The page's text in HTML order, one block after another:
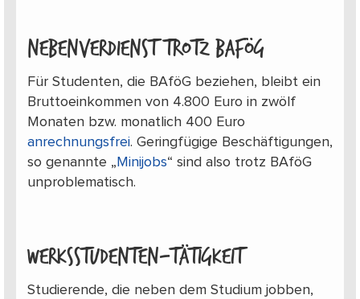
Nebenverdienst trotz BAföG
Für Studenten, die BAföG beziehen, bleibt ein
Bruttoeinkommen von 4.800 Euro in zwölf
Monaten bzw. monatlich 400 Euro
anrechnungsfrei. Geringfügige Beschäftigungen,
so genannte „ Minijobs“ sind also trotz BAföG
unproblematisch.
Werksstudenten-Tätigkeit
Studierende, die neben dem Studium jobben,